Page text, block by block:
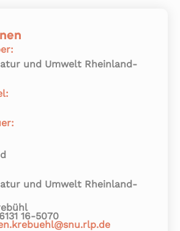
und Umwelt Rheinland-
und Umwelt Rheinland-
16-5070